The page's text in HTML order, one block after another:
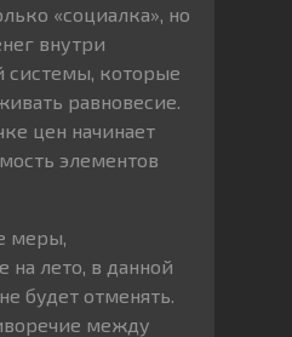
«социалка», но
внутри
системы, которые
равновесие.
цен начинает
элементов
меры,
на лето, в данной
будет отменять.
между